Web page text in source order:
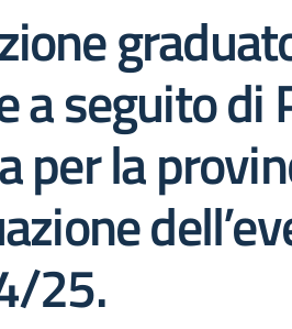
a seguito
per la
25.